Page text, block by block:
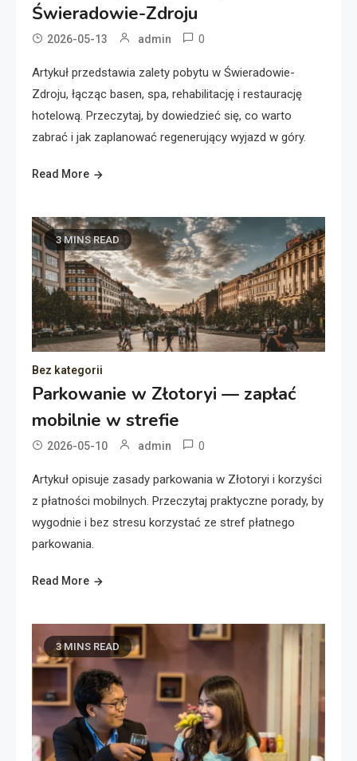
Świeradowie-Zdroju
2026-05-13 admin 0
Artykuł przedstawia zalety pobytu w Świeradowie-
Zdroju, łącząc basen, spa, rehabilitację i restaurację
hotelową. Przeczytaj, by dowiedzieć się, co warto
zabrać i jak zaplanować regenerujący wyjazd w góry.
Read More
3 MINS READ
Bez kategorii
Parkowanie w Złotoryi — zapłać
mobilnie w strefie
2026-05-10 admin 0
Artykuł opisuje zasady parkowania w Złotoryi i korzyści
z płatności mobilnych. Przeczytaj praktyczne porady, by
wygodnie i bez stresu korzystać ze stref płatnego
parkowania.
Read More
3 MINS READ